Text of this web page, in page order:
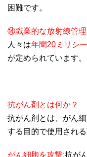
困難です。
⑭職業的な放射線管
人々は年間20ミリシ
が定められています。
抗がん剤とは何か？
抗がん剤とは、がん
する目的で使用される
がん細胞を攻撃:抗が